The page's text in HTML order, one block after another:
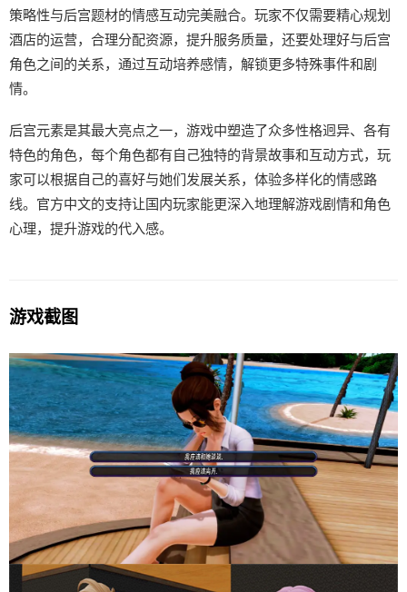
策略性与后宫题材的情感互动完美融合。玩家不仅需要精心规划
酒店的运营，合理分配资源，提升服务质量，还要处理好与后宫
角色之间的关系，通过互动培养感情，解锁更多特殊事件和剧
情。
后宫元素是其最大亮点之一，游戏中塑造了众多性格迥异、各有
特色的角色，每个角色都有自己独特的背景故事和互动方式，玩
家可以根据自己的喜好与她们发展关系，体验多样化的情感路
线。官方中文的支持让国内玩家能更深入地理解游戏剧情和角色
心理，提升游戏的代入感。
游戏截图